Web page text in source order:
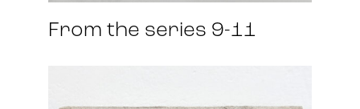
From the series 9-11